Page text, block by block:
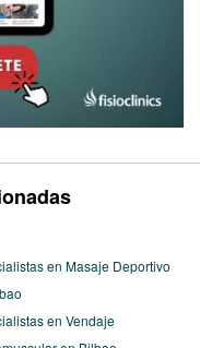
en Masaje Deportivo
en Vendaje